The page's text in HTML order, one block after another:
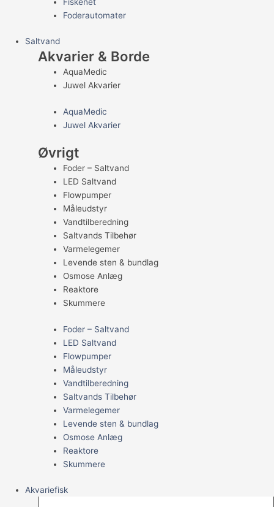
Foderautomater
Saltvand
Akvarier & Borde
AquaMedic
Juwel Akvarier
AquaMedic
Juwel Akvarier
Øvrigt
Foder – Saltvand
LED Saltvand
Flowpumper
Måleudstyr
Vandtilberedning
Saltvands Tilbehør
Varmelegemer
Levende sten & bundlag
Osmose Anlæg
Reaktore
Skummere
Foder – Saltvand
LED Saltvand
Flowpumper
Måleudstyr
Vandtilberedning
Saltvands Tilbehør
Varmelegemer
Levende sten & bundlag
Osmose Anlæg
Reaktore
Skummere
Akvariefisk